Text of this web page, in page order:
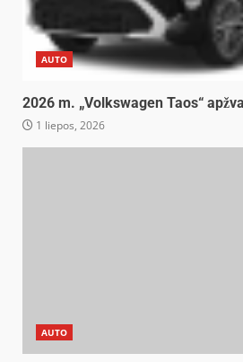
AUTO
2026 m. „Volkswagen Taos“
1 liepos, 2026
AUTO